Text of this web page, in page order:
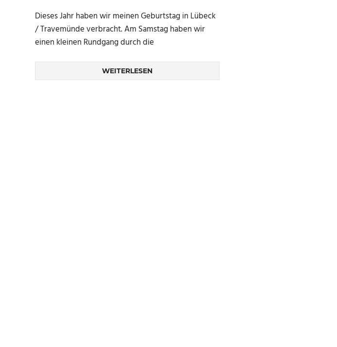
Dieses Jahr haben wir meinen Geburtstag in Lübeck
/ Travemünde verbracht. Am Samstag haben wir
einen kleinen Rundgang durch die
WEITERLESEN